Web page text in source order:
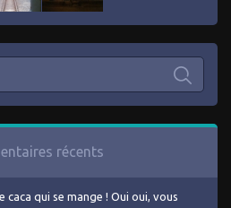
récents
caca qui se mange ! Oui oui, vous